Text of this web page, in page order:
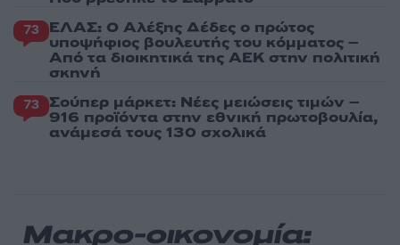
73 ΕΛΑΣ: Ο Αλέξης Δέδες ο πρώτος
υποψήφιος βουλευτής του κόμματος –
Από τα διοικητικά της ΑΕΚ στην πολιτική
σκηνή
73 Σούπερ μάρκετ: Νέες μειώσεις τιμών –
916 προϊόντα στην εθνική πρωτοβουλία,
ανάμεσά τους 130 σχολικά
Μακρο-οικονομία: